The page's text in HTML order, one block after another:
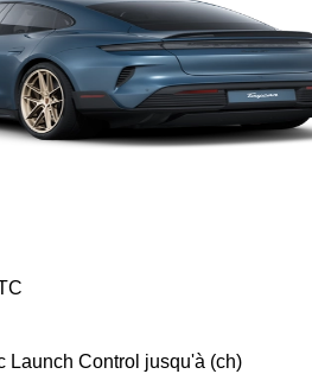
Launch Control jusqu'à (ch)